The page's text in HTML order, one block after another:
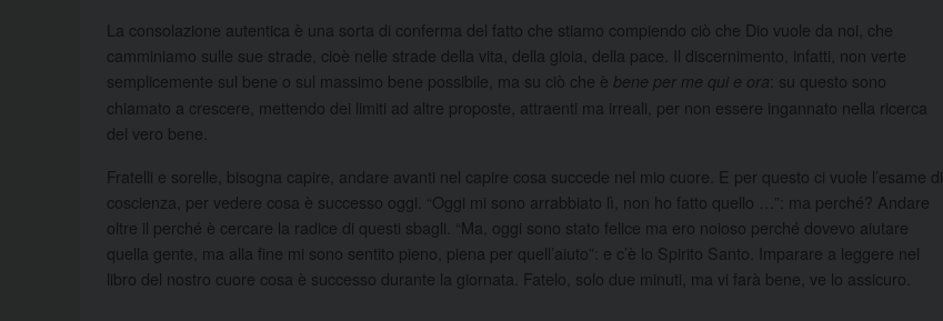
La consolazione autentica è una sorta di conferma del fatto che stiamo compiendo ciò che Dio vuole da noi, che
camminiamo sulle sue strade, cioè nelle strade della vita, della gioia, della pace. Il discernimento, infatti, non verte
semplicemente sul bene o sul massimo bene possibile, ma su ciò che è bene per me qui e ora : su questo sono
chiamato a crescere, mettendo dei limiti ad altre proposte, attraenti ma irreali, per non essere ingannato nella ricerca
del vero bene.
Fratelli e sorelle, bisogna capire, andare avanti nel capire cosa succede nel mio cuore. E per questo ci vuole l’esame di
coscienza, per vedere cosa è successo oggi. “Oggi mi sono arrabbiato lì, non ho fatto quello …”: ma perché? Andare
oltre il perché è cercare la radice di questi sbagli. “Ma, oggi sono stato felice ma ero noioso perché dovevo aiutare
quella gente, ma alla fine mi sono sentito pieno, piena per quell’aiuto”: e c’è lo Spirito Santo. Imparare a leggere nel
libro del nostro cuore cosa è successo durante la giornata. Fatelo, solo due minuti, ma vi farà bene, ve lo assicuro.